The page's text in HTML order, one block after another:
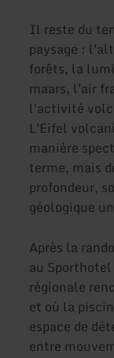
Il reste du
paysage :
forêts, la
maars, l'air
l'activité
L'Eifel
manière
terme, mais
profondeur,
géologique
Après la
au
régionale
et où la
espace de
entre